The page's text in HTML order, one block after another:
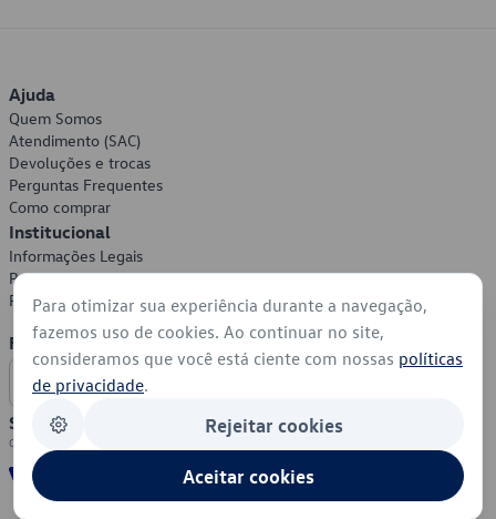
Ajuda
Quem Somos
Atendimento (SAC)
Devoluções e trocas
Perguntas Frequentes
Como comprar
Institucional
Informações Legais
Política de Privacidade
Política de Cookies
Formas de Pagamento
Segurança
Para otimizar sua experiência durante a navegação,
fazemos uso de cookies. Ao continuar no site,
consideramos que você está ciente com nossas políticas
de privacidade.
Rejeitar cookies
Aceitar cookies